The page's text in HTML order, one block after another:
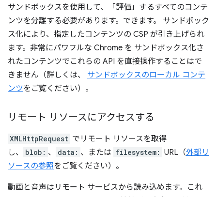
サンドボックスを使用して、「評価」するすべてのコンテ
ンツを分離する必要があります。できます。 サンドボック
ス化により、指定したコンテンツの CSP が引き上げられ
ます。非常にパワフルな Chrome を サンドボックス化さ
れたコンテンツでこれらの API を直接操作することはで
きません（詳しくは、 サンドボックスのローカル コンテ
ンツをご覧ください）。
リモート リソースにアクセスする
XMLHttpRequest でリモート リソースを取得
し、
blob: 、 data: 、または filesystem: URL（外部リ
ソースの参照をご覧ください）。
動画と音声はリモート サービスから読み込めます。これ